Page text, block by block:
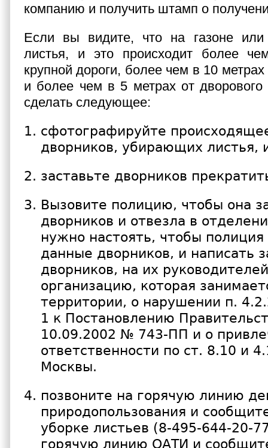
компанию и получить штамп о
Если вы видите, что на газоне
листья, и это происходит более
крупной дороги, более чем в 10
и более чем в 5 метрах от дворового
сделать следующее:
сфотографируйте
дворников, убирающих листья,
заставьте дворников
Вызовите полицию, чтобы она
дворников и отвезла в
нужно настоять, чтобы
данные дворников, и написать
дворников, на их
организацию, которая
территории, о нарушении п.
1 к Постановлению
10.09.2002 № 743-ПП и о
ответственности по ст. 8.10 и
Москвы.
позвоните на горячую линию
природопользования и
уборке листьев (8-495-644-20-
горячую линию ОАТИ и